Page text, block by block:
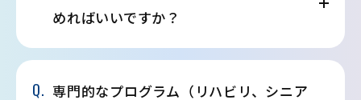
めればいいですか？
Q. 専門的なプログラム（リハビリ、シニア